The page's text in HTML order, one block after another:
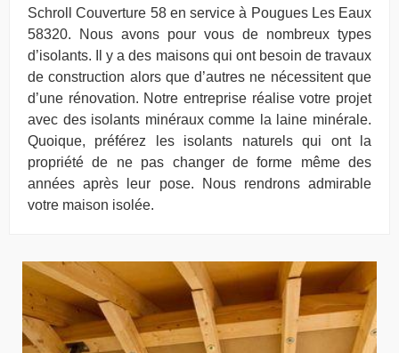
Schroll Couverture 58 en service à Pougues Les Eaux
58320. Nous avons pour vous de nombreux types
d’isolants. Il y a des maisons qui ont besoin de travaux
de construction alors que d’autres ne nécessitent que
d’une rénovation. Notre entreprise réalise votre projet
avec des isolants minéraux comme la laine minérale.
Quoique, préférez les isolants naturels qui ont la
propriété de ne pas changer de forme même des
années après leur pose. Nous rendrons admirable
votre maison isolée.